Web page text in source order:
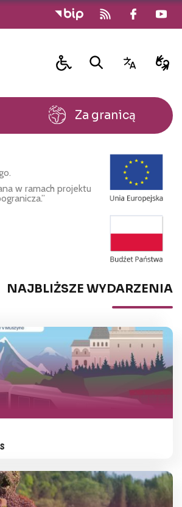
Za granicą
w ramach projektu
NAJBLIŻSZE WYDARZENIA